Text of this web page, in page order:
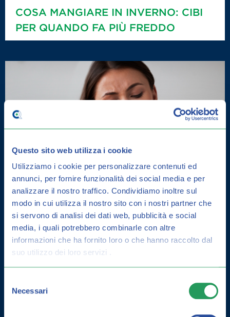
Questo sito web utilizza i cookie
Utilizziamo i cookie per personalizzare contenuti ed
annunci, per fornire funzionalità dei social media e per
analizzare il nostro traffico. Condividiamo inoltre sul
modo in cui utilizza il nostro sito con i nostri partner che
si servono di analisi dei dati web, pubblicità e social
media, i quali potrebbero combinarle con altre
informazioni che ha fornito loro o che hanno raccolto dal
suo utilizzo dei loro servizi .
delNecessari
COSA MANGIARE IN INVERNO: CIBI
PER QUANDO FA PIÙ FREDDO
DERMATITE SEBORROICA: COME
CURARLA E GUIDA ALLA